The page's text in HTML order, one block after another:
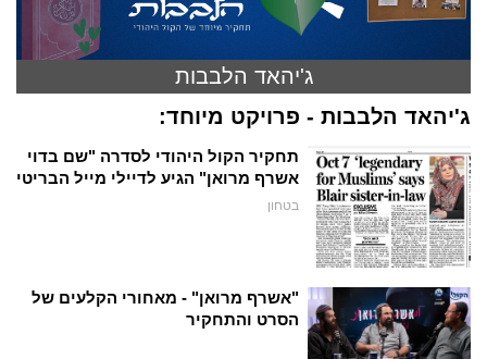
ג'יהאד הלבבות
ג'יהאד הלבבות - פרויקט מיוחד:
תחקיר הקול היהודי לסדרה "שם בדוי
אשרף מרואן" הגיע לדיילי מייל הבריטי
בטחון
"אשרף מרואן" - מאחורי הקלעים של
הסרט והתחקיר